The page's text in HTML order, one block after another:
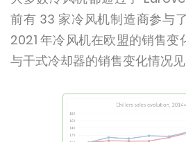
前有 33 家冷风机制造商参与
2021 年冷风机在欧盟的销售变
与干式冷却器的销售变化情况见